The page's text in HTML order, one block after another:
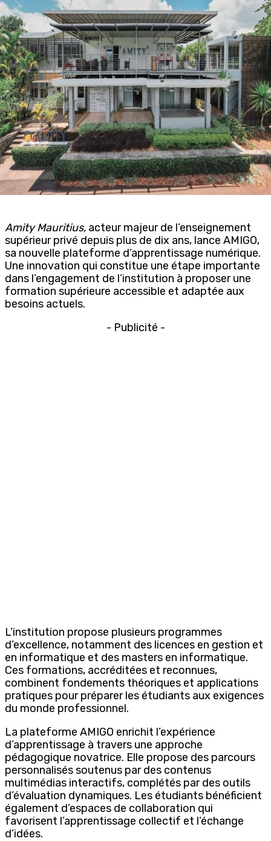
Amity Mauritius, acteur majeur de l’enseignement
supérieur privé depuis plus de dix ans, lance AMIGO,
sa nouvelle plateforme d’apprentissage numérique.
Une innovation qui constitue une étape importante
dans l’engagement de l’institution à proposer une
formation supérieure accessible et adaptée aux
besoins actuels.
- Publicité -
L’institution propose plusieurs programmes
d’excellence, notamment des licences en gestion et
en informatique et des masters en informatique.
Ces formations, accréditées et reconnues,
combinent fondements théoriques et applications
pratiques pour préparer les étudiants aux exigences
du monde professionnel.
La plateforme AMIGO enrichit l’expérience
d’apprentissage à travers une approche
pédagogique novatrice. Elle propose des parcours
personnalisés soutenus par des contenus
multimédias interactifs, complétés par des outils
d’évaluation dynamiques. Les étudiants bénéficient
également d’espaces de collaboration qui
favorisent l’apprentissage collectif et l’échange
d’idées.